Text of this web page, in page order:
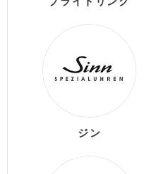
ジン